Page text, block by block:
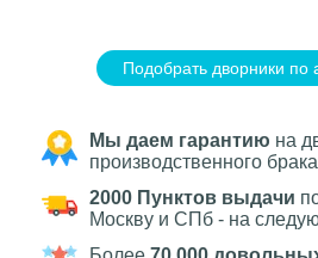
Подобрать дворники по
Мы даем гарантию на
производственного
2000 Пунктов выдачи
Москву и СПб - на